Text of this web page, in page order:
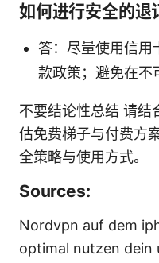
如何进行安全的退
答：尽量使用信用
款政策；避免在不
不要结论性总结 请结
估免费梯子与付费方
全策略与使用方式。
Sources:
Nordvpn auf dem
optimal nutzen dein